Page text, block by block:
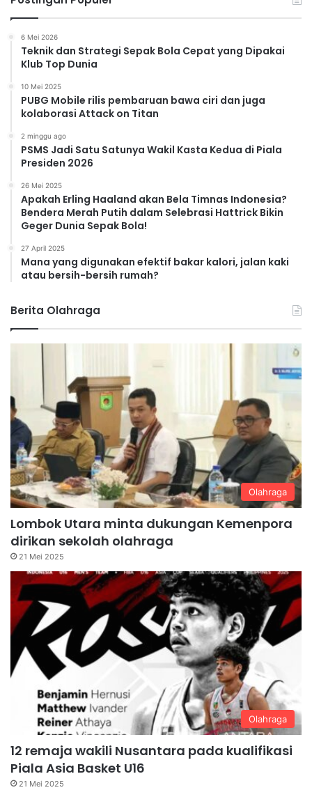
6 Mei 2026
Teknik dan Strategi Sepak Bola Cepat yang Dipakai
Klub Top Dunia
10 Mei 2025
PUBG Mobile rilis pembaruan bawa ciri dan juga
kolaborasi Attack on Titan
2 minggu ago
PSMS Jadi Satu Satunya Wakil Kasta Kedua di Piala
Presiden 2026
26 Mei 2025
Apakah Erling Haaland akan Bela Timnas Indonesia?
Bendera Merah Putih dalam Selebrasi Hattrick Bikin
Geger Dunia Sepak Bola!
27 April 2025
Mana yang digunakan efektif bakar kalori, jalan kaki
atau bersih-bersih rumah?
Berita Olahraga
Olahraga
Lombok Utara minta dukungan Kemenpora
dirikan sekolah olahraga
21 Mei 2025
Olahraga
12 remaja wakili Nusantara pada kualifikasi
Piala Asia Basket U16
21 Mei 2025